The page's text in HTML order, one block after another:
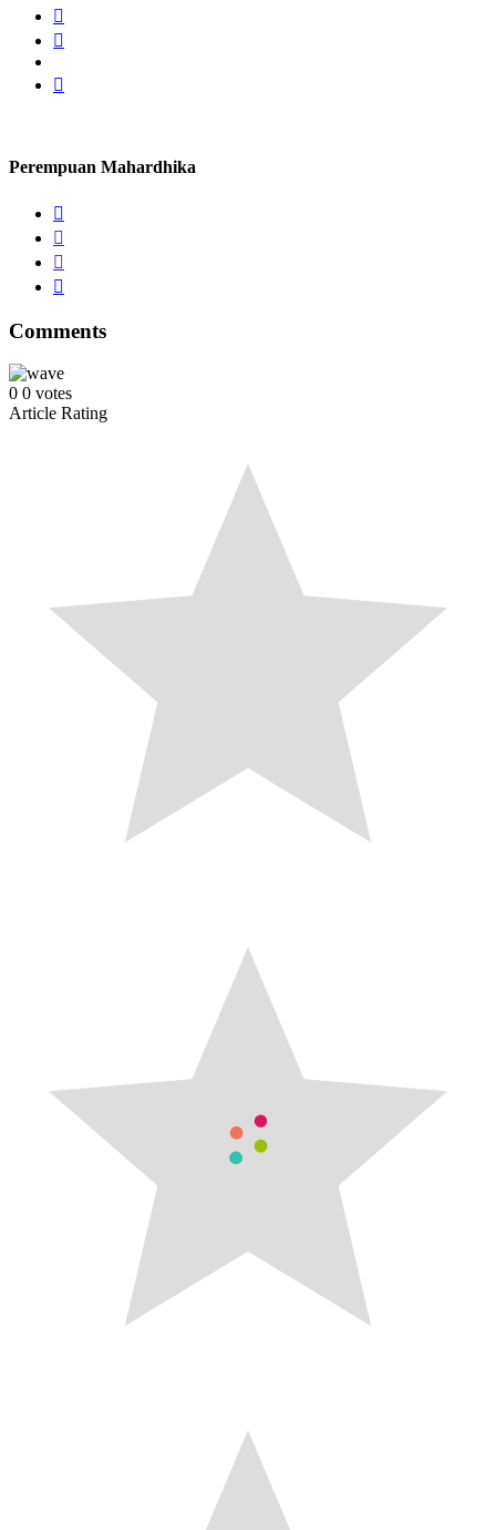
Perempuan Mahardhika
Comments
0 0 votes
Article Rating